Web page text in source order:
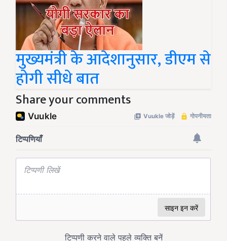
मुख्यमंत्री के आदेशानुसार, डीएम से
होगी सीधे बात
Share your comments